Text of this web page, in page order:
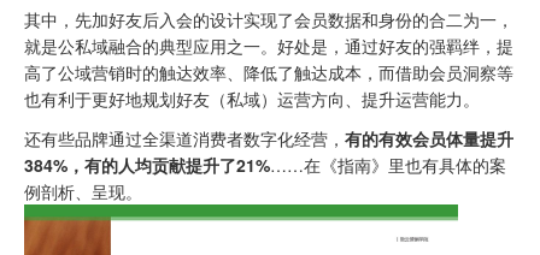
其中，先加好友后入会的设计实现了会员数据和身份的合二为一，
就是公私域融合的典型应用之一。好处是，通过好友的强羁绊，提
高了公域营销时的触达效率、降低了触达成本，而借助会员洞察等
也有利于更好地规划好友（私域）运营方向、提升运营能力。
还有些品牌通过全渠道消费者数字化经营， 有的有效会员体量提升
384%，有的人均贡献提升了21%……在《指南》里也有具体的案
例剖析、呈现。